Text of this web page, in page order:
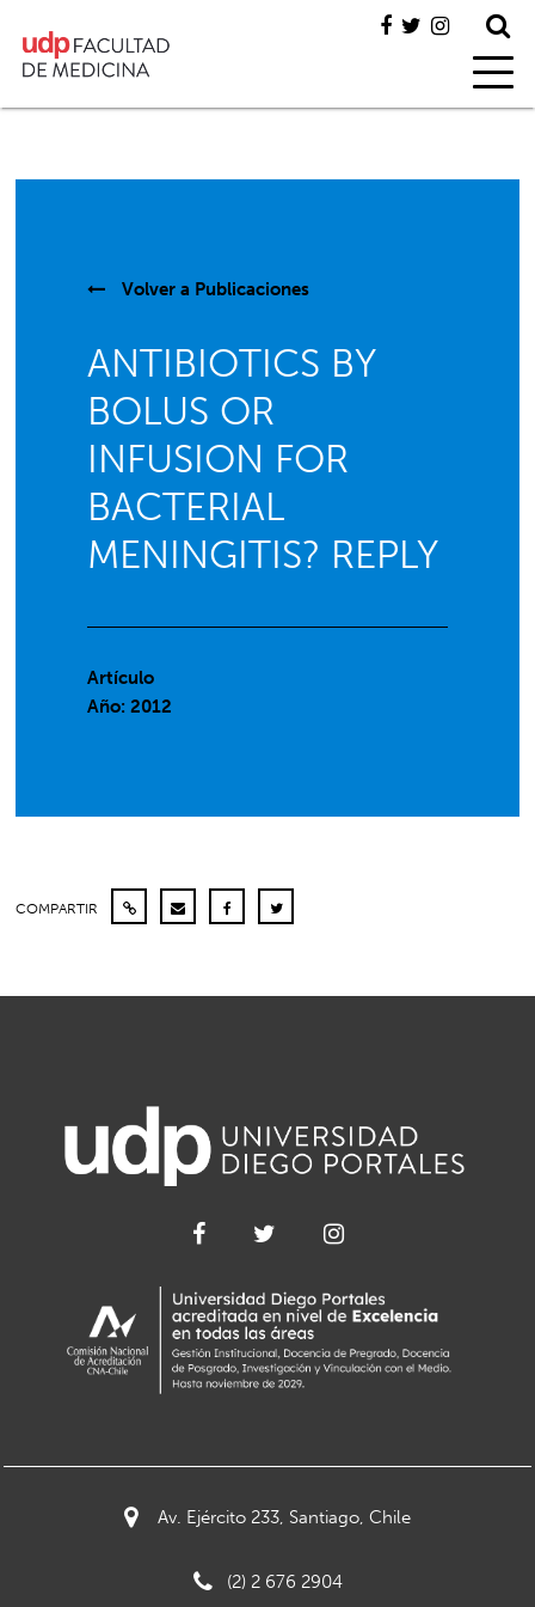
Volver a Publicaciones
ANTIBIOTICS BY
BOLUS OR
INFUSION FOR
BACTERIAL
MENINGITIS? REPLY
Artículo
Año: 2012
COMPARTIR
Av. Ejército 233, Santiago, Chile
(2) 2 676 2904